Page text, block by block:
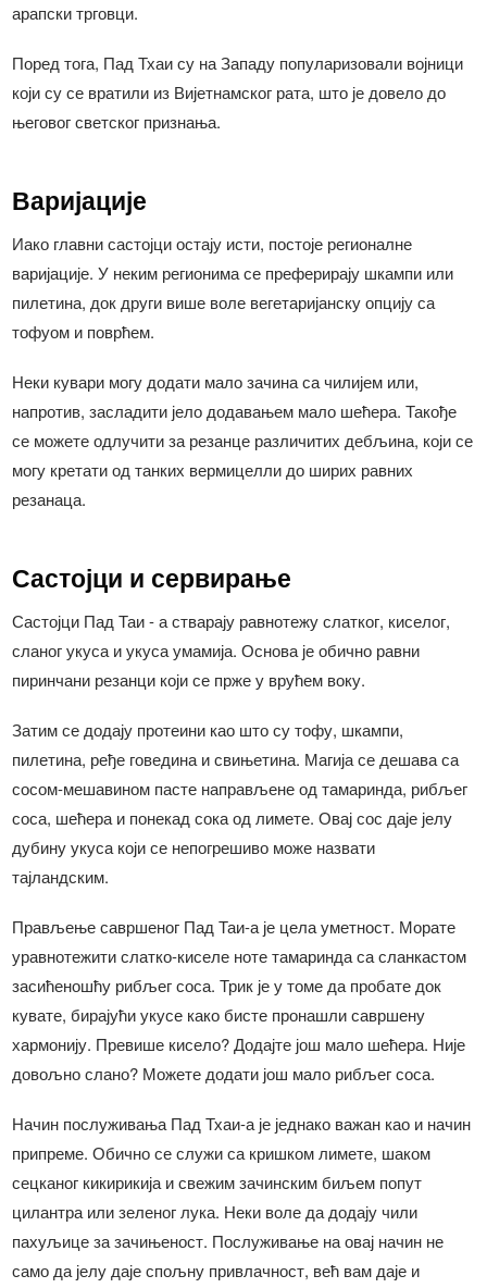
арапски трговци.
Поред тога, Пад Тхаи су на Западу популаризовали војници
који су се вратили из Вијетнамског рата, што је довело до
његовог светског признања.
Варијације
Иако главни састојци остају исти, постоје регионалне
варијације. У неким регионима се преферирају шкампи или
пилетина, док други више воле вегетаријанску опцију са
тофуом и поврћем.
Неки кувари могу додати мало зачина са чилијем или,
напротив, засладити јело додавањем мало шећера. Такође
се можете одлучити за резанце различитих дебљина, који се
могу кретати од танких вермицелли до ширих равних
резанаца.
Састојци и сервирање
Састојци Пад Таи - а стварају равнотежу слатког, киселог,
сланог укуса и укуса умамија. Основа је обично равни
пиринчани резанци који се прже у врућем воку.
Затим се додају протеини као што су тофу, шкампи,
пилетина, ређе говедина и свињетина. Магија се дешава са
сосом-мешавином пасте направљене од тамаринда, рибљег
соса, шећера и понекад сока од лимете. Овај сос даје јелу
дубину укуса који се непогрешиво може назвати
тајландским.
Прављење савршеног Пад Таи-а је цела уметност. Морате
уравнотежити слатко-киселе ноте тамаринда са сланкастом
засићеношћу рибљег соса. Трик је у томе да пробате док
кувате, бирајући укусе како бисте пронашли савршену
хармонију. Превише кисело? Додајте још мало шећера. Није
довољно слано? Можете додати још мало рибљег соса.
Начин послуживања Пад Тхаи-а је једнако важан као и начин
припреме. Обично се служи са кришком лимете, шаком
сецканог кикирикија и свежим зачинским биљем попут
цилантра или зеленог лука. Неки воле да додају чили
пахуљице за зачињеност. Послуживање на овај начин не
само да јелу даје спољну привлачност, већ вам даје и